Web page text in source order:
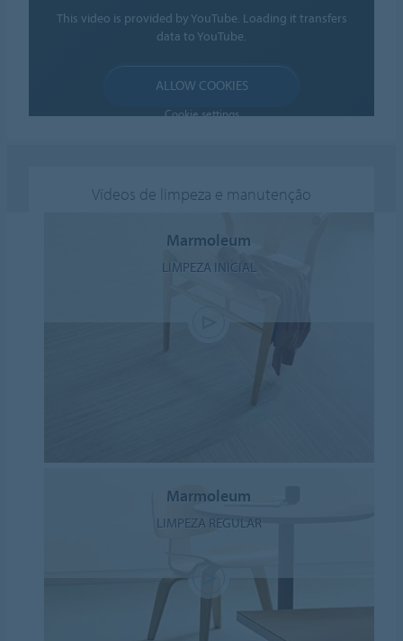
This video is provided by YouTube. Loading it transfers
data to YouTube.
ALLOW COOKIES
Cookie settings
Vídeos de limpeza e manutenção
Marmoleum
LIMPEZA INICIAL
Marmoleum
LIMPEZA REGULAR